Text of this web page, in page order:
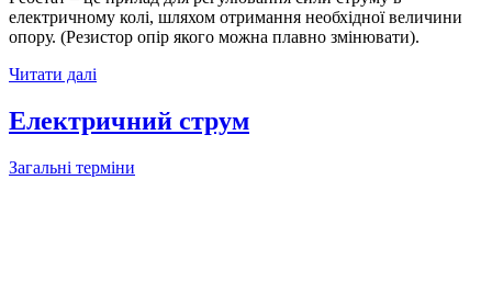
електричному колі, шляхом отримання необхідної величини
опору. (Резистор опір якого можна плавно змінювати).
Читати далі
Електричний струм
Загальні терміни